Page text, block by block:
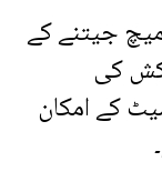
جیتنے کے
کی
کے امکان